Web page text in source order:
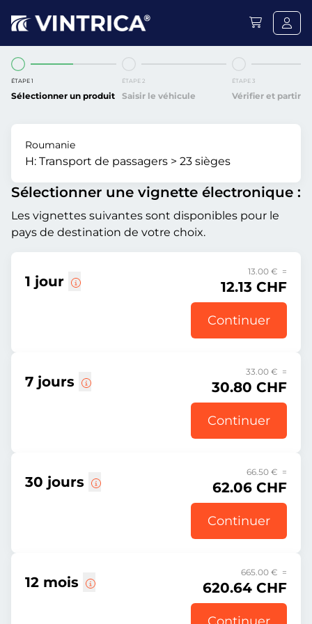
ÉTAPE 1
Sélectionner un produit
ÉTAPE 2
Saisir le véhicule
ÉTAPE 3
Vérifier et partir
Roumanie
H: Transport de passagers > 23 sièges
Sélectionner une vignette électronique :
Les vignettes suivantes sont disponibles pour le
pays de destination de votre choix.
1 jour
13.00 € =
12.13 CHF
Continuer
7 jours
33.00 € =
30.80 CHF
Continuer
30 jours
66.50 € =
62.06 CHF
Continuer
12 mois
665.00 € =
620.64 CHF